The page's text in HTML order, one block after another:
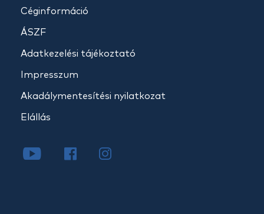
Céginformáció
ÁSZF
Adatkezelési tájékoztató
Impresszum
Akadálymentesítési nyilatkozat
Elállás